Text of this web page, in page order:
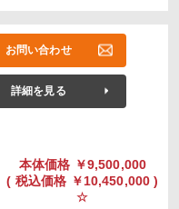
お問い合わせ
詳細を見る
本体価格 ￥9,500,000
( 税込価格 ￥10,450,000 )
☆